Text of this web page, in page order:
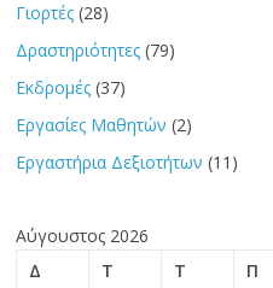
Γιορτές (28)
Δραστηριότητες (79)
Εκδρομές (37)
Εργασίες Μαθητών (2)
Εργαστήρια Δεξιοτήτων (11)
Αύγουστος 2026
Δ
Τ Τ Π